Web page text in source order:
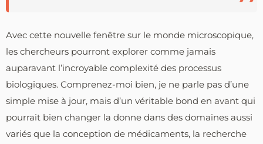
Avec cette nouvelle fenêtre sur le monde microscopique,
les chercheurs pourront explorer comme jamais
auparavant l’incroyable complexité des processus
biologiques. Comprenez-moi bien, je ne parle pas d’une
simple mise à jour, mais d’un véritable bond en avant qui
pourrait bien changer la donne dans des domaines aussi
variés que la conception de médicaments, la recherche